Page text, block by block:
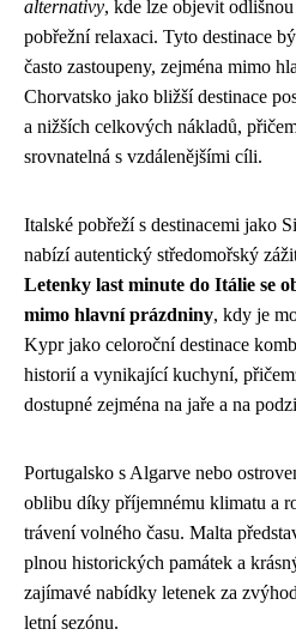
alternativy, kde lze objevit
pobřežní relaxaci. Tyto destinace
často zastoupeny, zejména mimo
Chorvatsko jako bližší destinace
a nižších celkových nákladů,
srovnatelná s vzdálenějšími cíli.
Italské pobřeží s destinacemi jako
nabízí autentický středomořský
Letenky last minute do Itálie se
mimo hlavní prázdniny, kdy je
Kypr jako celoroční destinace
historií a vynikající kuchyní,
dostupné zejména na jaře a na
Portugalsko s Algarve nebo
oblibu díky příjemnému klimatu a
trávení volného času. Malta
plnou historických památek a
zajímavé nabídky letenek za
letní sezónu.